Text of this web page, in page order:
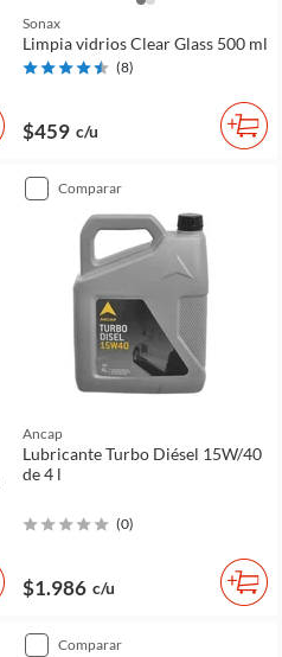
Sonax
Limpia vidrios Clear Glass 500 ml
(8)
$459 c/u
comparar
Ancap
Lubricante Turbo Diésel 15W/40
de 4 l
(0)
$1.986 c/u
comparar